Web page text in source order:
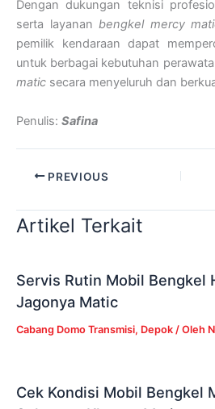
Dengan dukungan teknisi
serta layanan bengkel mercy
pemilik kendaraan dapat
untuk berbagai kebutuhan
matic secara menyeluruh dan
Penulis: Safina
PREVIOUS
Artikel Terkait
Servis Rutin Mobil Bengkel
Jagonya Matic
Cabang Domo Transmisi, Depok / Oleh
Cek Kondisi Mobil Bengkel